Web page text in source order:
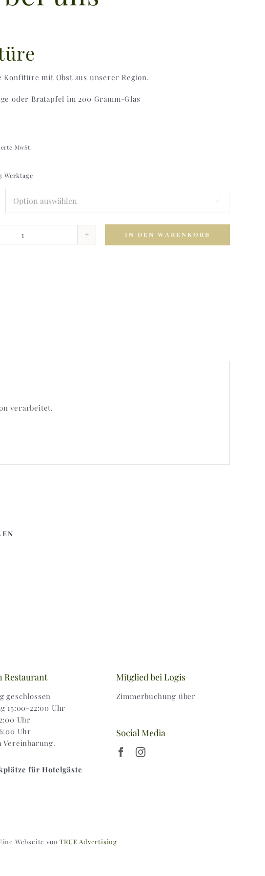
Konfitüre mit Obst aus unserer Region.
oder Bratapfel im 200 Gramm-Glas
MwSt.
Werktage

Konfitüre
IN DEN WARENKORB
verarbeitet.
Restaurant
geschlossen
15:00-22:00 Uhr
Uhr
Uhr
Vereinbarung.
für Hotelgäste
Mitglied bei Logis
Zimmerbuchung über
Social Media
Webseite vonTRUE Advertising